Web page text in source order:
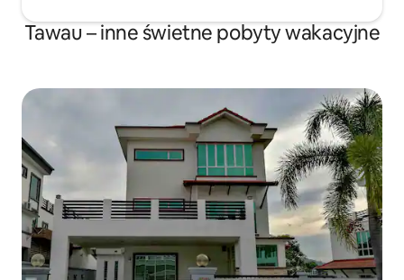
Tawau – inne świetne pobyty wakacyjne